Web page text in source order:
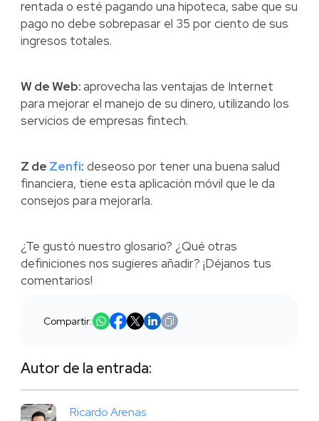
rentada o esté pagando una hipoteca, sabe que su
pago no debe sobrepasar el 35 por ciento de sus
ingresos totales.
W de Web:aprovecha las ventajas de Internet
para mejorar el manejo de su dinero, utilizando los
servicios de empresas fintech.
Z de Zenfi: deseoso por tener una buena salud
financiera, tiene esta aplicación móvil que le da
consejos para mejorarla.
¿Te gustó nuestro glosario? ¿Qué otras
definiciones nos sugieres añadir? ¡Déjanos tus
comentarios!
Compartir:
Autor de la entrada:
Ricardo Arenas